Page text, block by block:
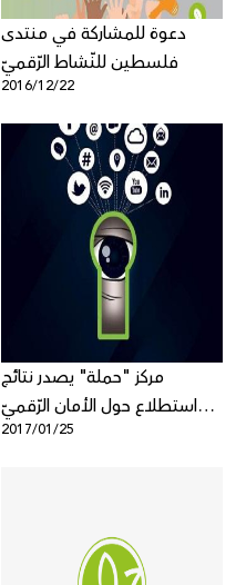
دعوة للمشاركة في منتدى
فلسطين للنّشاط الرّقميّ
2016/12/22
مركز "حملة" يصدر نتائج
استطلاع حول الأمان الرّقميّ
لدى الشّباب الفلسطينيّ
2017/01/25